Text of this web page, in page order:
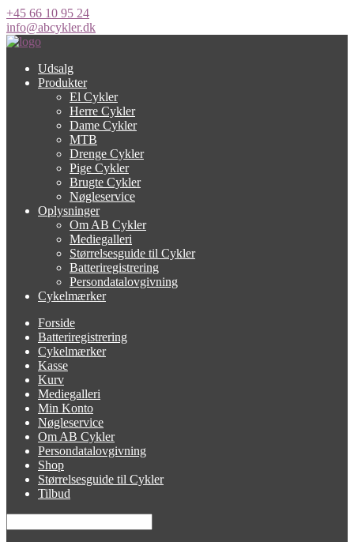
+45 66 10 95 24
info@abcykler.dk
Udsalg
Produkter
El Cykler
Herre Cykler
Dame Cykler
MTB
Drenge Cykler
Pige Cykler
Brugte Cykler
Nøgleservice
Oplysninger
Om AB Cykler
Mediegalleri
Størrelsesguide til Cykler
Batteriregistrering
Persondatalovgivning
Cykelmærker
Forside
Batteriregistrering
Cykelmærker
Kasse
Kurv
Mediegalleri
Min Konto
Nøgleservice
Om AB Cykler
Persondatalovgivning
Shop
Størrelsesguide til Cykler
Tilbud